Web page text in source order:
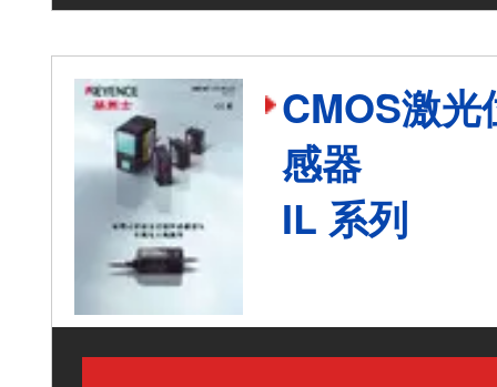
CMOS激光
感器
IL 系列